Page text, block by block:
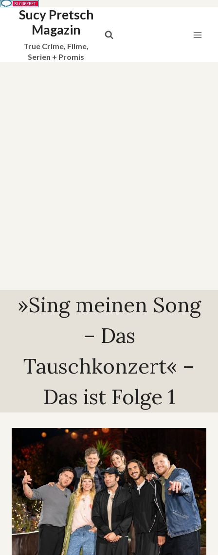
Sucy Pretsch
Magazin
True Crime, Filme,
Serien + Promis
»Sing meinen Song
– Das
Tauschkonzert« –
Das ist Folge 1